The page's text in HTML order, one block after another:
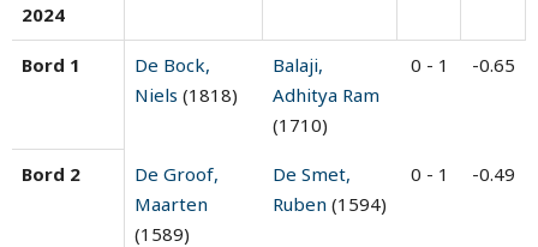
2024
Bord 1
De Bock,
Niels (1818)
Balaji,
Adhitya Ram
(1710)
0 - 1 -0.65
Bord 2
De Groof,
Maarten
(1589)
De Smet,
Ruben (1594)
0 - 1 -0.49